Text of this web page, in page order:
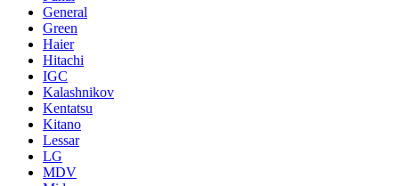
General
Green
Haier
Hitachi
IGC
Kalashnikov
Kentatsu
Kitano
Lessar
LG
MDV